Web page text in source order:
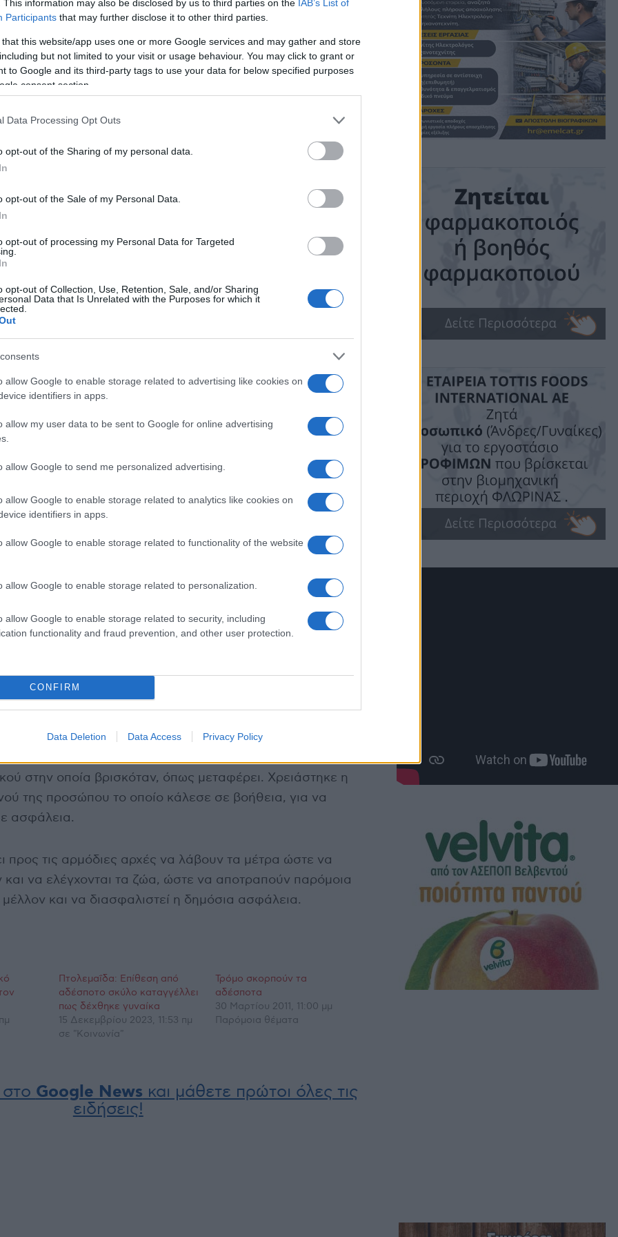
This information may also be disclosed by us to third parties on the IAB’s List of
Participants that may further disclose it to other third parties.
that this website/app uses one or more Google services and may gather and store
but not limited to your visit or usage behaviour. You may click to grant or
to Google and its third-party tags to use your data for below specified purposes
consent section.
Data Processing Opt Outs
opt-out of the Sharing of my personal data.
opt-out of the Sale of my Personal Data.
opt-out of processing my Personal Data for Targeted
opt-out of Collection, Use, Retention, Sale, and/or Sharing
Data that Is Unrelated with the Purposes for which it
allow Google to enable storage related to advertising like cookies on
identifiers in apps.
allow my user data to be sent to Google for online advertising
allow Google to send me personalized advertising.
allow Google to enable storage related to analytics like cookies on
identifiers in apps.
allow Google to enable storage related to functionality of the website
allow Google to enable storage related to personalization.
allow Google to enable storage related to security, including
functionality and fraud prevention, and other user protection.
CONFIRM
Data Deletion Data Access Privacy Policy
και μάθετε πρώτοι όλες τις ειδήσεις!
με επίθεση από αδέσποτα σκυλιά
τα ξημερώματα στην Κοζάνη,
έντονη ανησυχία για τα
περιστατικά επίθεσης από αδέσποτα
γυναίκας στο e-ptolemeos.gr, γύρω στη 01:00 στην
της Πλατείας Λασσάνη, δύο μεγαλόσωμα αδέσποτα σκυλιά
και ανεξέλεγκτα», όπως τονίζει. Το ένα από τα ζώα
όπου και εγκλωβίστηκε προσωρινά, καλώντας σε βοήθεια.
στην οποία βρισκόταν, όπως μεταφέρει. Χρειάστηκε η
της προσώπου το οποίο κάλεσε σε βοήθεια, για να
ασφάλεια.
προς τις αρμόδιες αρχές να λάβουν τα μέτρα ώστε να
και να ελέγχονται τα ζώα, ώστε να αποτραπούν παρόμοια
μέλλον και να διασφαλιστεί η δημόσια ασφάλεια.
Πτολεμαΐδα: Επίθεση από
αδέσποτο σκύλο καταγγέλλει
πως δέχθηκε γυναίκα
15 Δεκεμβρίου 2023, 11:53 πμ
σε "Κοινωνία"
Τρόμο σκορπούν τα
αδέσποτα
30 Μαρτίου 2011, 11:00 μμ
Παρόμοια θέματα
Google News και μάθετε πρώτοι όλες τις
ειδήσεις!